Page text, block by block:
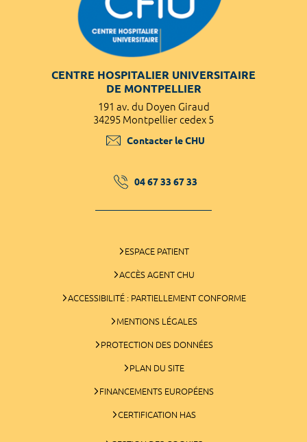
CENTRE HOSPITALIER UNIVERSITAIRE
DE MONTPELLIER
191 av. du Doyen Giraud
34295 Montpellier cedex 5
Contacter le CHU
04 67 33 67 33
ESPACE PATIENT
ACCÈS AGENT CHU
ACCESSIBILITÉ : PARTIELLEMENT CONFORME
MENTIONS LÉGALES
PROTECTION DES DONNÉES
PLAN DU SITE
FINANCEMENTS EUROPÉENS
CERTIFICATION HAS